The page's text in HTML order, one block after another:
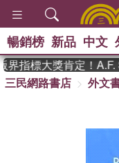
暢銷榜 新品 中文
指標大獎肯定！A.F.
三民網路書店
外文